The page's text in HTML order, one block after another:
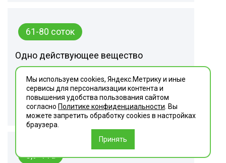
61-80 соток
Одно действующее вещество
16 240 ₽
Заказать
0,9-1 га
Мы используем cookies, Яндекс.Метрику и иные
сервисы для персонализации контента и
повышения удобства пользования сайтом
согласно Политике конфиденциальности . Вы
можете запретить обработку сookies в настройках
браузера.
Принять